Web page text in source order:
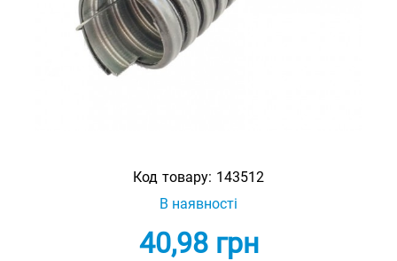
Код товару: 143512
В наявності
40,98грн